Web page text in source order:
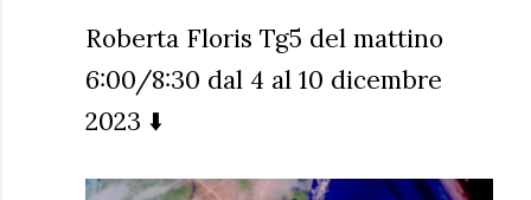
Roberta Floris Tg5 del mattino
6:00/8:30 dal 4 al 10 dicembre
2023 ⬇️